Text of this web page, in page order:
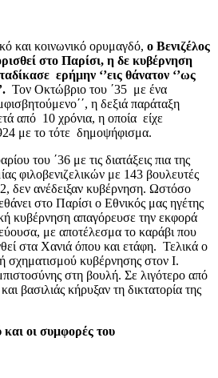
και κοινωνικό ορυμαγδό, ο Βενιζέλος
στο Παρίσι, η δε κυβέρνηση
ερήμην ‘’εις θάνατον ‘’ως
Τον Οκτώβριο του ΄35 με ένα
η δεξιά παράταξη
από 10 χρόνια, η οποία είχε
με το τότε δημοψήφισμα.
του ΄36 με τις διατάξεις πια της
φιλοβενιζελικών με 143 βουλευτές
δεν ανέδειξαν κυβέρνηση. Ωστόσο
στο Παρίσι ο Εθνικός μας ηγέτης
κυβέρνηση απαγόρευσε την εκφορά
με αποτέλεσμα το καράβι που
στα Χανιά όπου και ετάφη. Τελικά ο
σχηματισμού κυβέρνησης στον Ι.
στη βουλή. Σε λιγότερο από
βασιλιάς κήρυξαν τη δικτατορία της
οι συμφορές του